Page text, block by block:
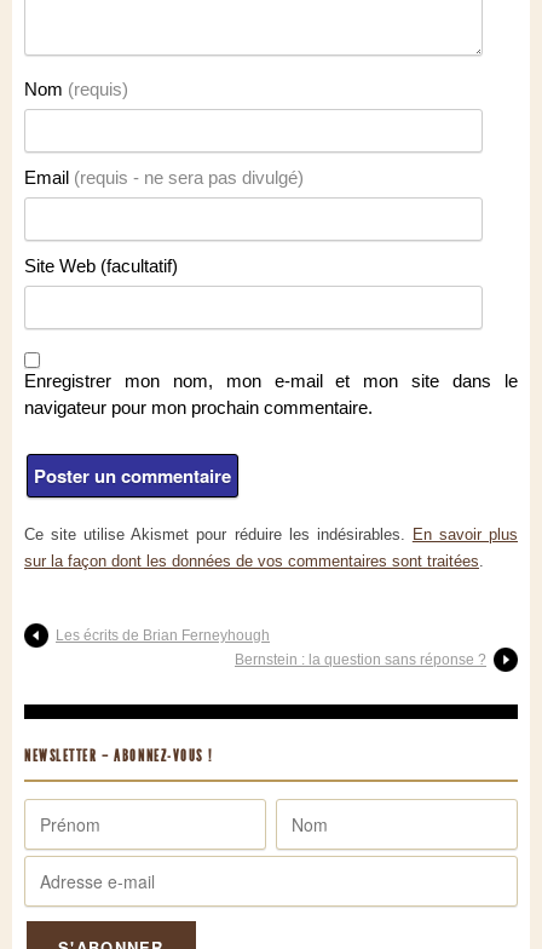
Nom (requis)
Email (requis - ne sera pas divulgé)
Site Web (facultatif)
Enregistrer mon nom, mon e-mail et mon site dans le
navigateur pour mon prochain commentaire.
Ce site utilise Akismet pour réduire les indésirables. En savoir plus
sur la façon dont les données de vos commentaires sont traitées
Les écrits de Brian Ferneyhough
Bernstein : la question sans réponse ?
NEWSLETTER – ABONNEZ-VOUS !